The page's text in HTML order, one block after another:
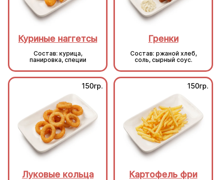
Куриные наггетсы
Состав: курица,
панировка, специи
Гренки
Состав: ржаной хлеб,
соль, сырный соус.
150гр.
Луковые кольца
150гр.
Картофель фри